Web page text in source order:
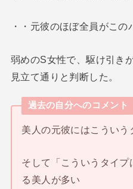
・・元彼のほぼ全員がこの
弱めのS女性で、駆け引き
見立て通りと判断した。
過去の自分へのコメント
美人の元彼にはこういう
そして「こういうタイ
る美人が多い